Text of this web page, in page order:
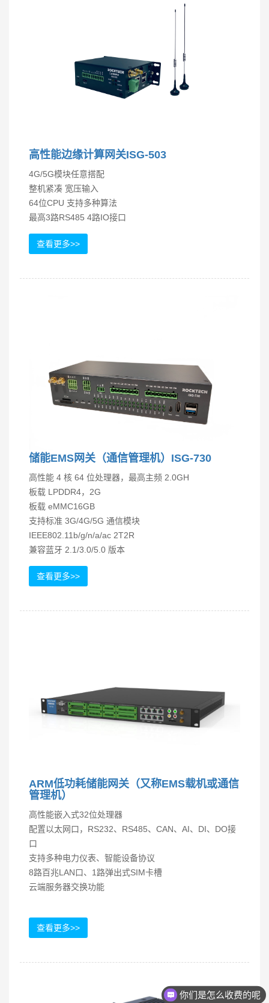
高性能边缘计算网关ISG-503
4G/5G模块任意搭配
整机紧凑 宽压输入
64位CPU 支持多种算法
最高3路RS485 4路IO接口
查看更多>>
储能EMS网关（通信管理机）ISG-730
高性能 4 核 64 位处理器，最高主频 2.0GH
板载 LPDDR4，2G
板载 eMMC16GB
支持标准 3G/4G/5G 通信模块
IEEE802.11b/g/n/a/ac 2T2R
兼容蓝牙 2.1/3.0/5.0 版本
查看更多>>
ARM低功耗储能网关（又称EMS载机或通信
管理机）
高性能嵌入式32位处理器
配置以太网口，RS232、RS485、CAN、AI、DI、DO接
口
支持多种电力仪表、智能设备协议
8路百兆LAN口、1路弹出式SIM卡槽
云端服务器交换功能
查看更多>>
你们是怎么收费的呢